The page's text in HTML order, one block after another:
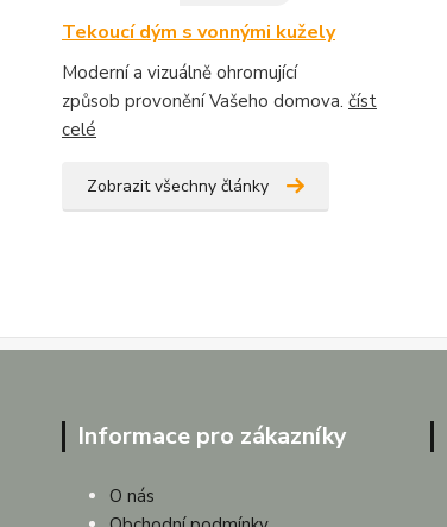
Tekoucí dým s vonnými kužely
Moderní a vizuálně ohromující
způsob provonění Vašeho domova. číst
celé
Zobrazit všechny články
Informace pro zákazníky
O nás